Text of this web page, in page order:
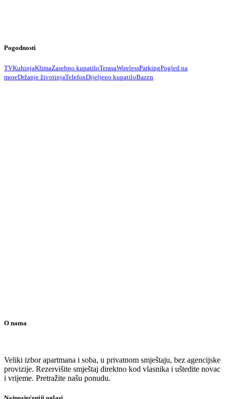
Pogodnosti
TVKuhinjaKlimaZasebno kupatiloTerasaWirelessParkingPogled na
moreDržanje životinjaTelefonDijeljeno kupatiloBazen
O nama
Veliki izbor apartmana i soba, u privatnom smještaju, bez agencijske
provizije. Rezervišite smještaj direktno kod vlasnika i uštedite novac
i vrijeme. Pretražite našu ponudu.